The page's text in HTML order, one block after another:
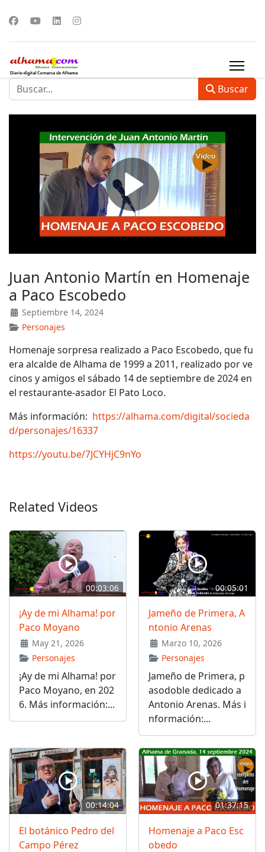
Buscar
Juan Antonio Martín en Homenaje
a Paco Escobedo
Septiembre 14, 2024
Personajes
Homenaje sorpresa realizado a Paco Escobedo, que fu
era alcalde de Alhama de 1999 a 2011, realizado por ve
cinos y amigos el sábado 14 de septiembre de 2024 en
el restaurante-asador El Pato Loco.
Más información: https://alhama.com/digital/socieda
d/personajes/16337
https://youtu.be/7JCYHjC9nYo
Related Videos
00:03:06
¡Ay de mi Alhama! por
Paco Moyano
May 21, 2026
Personajes
¡Ay de mi Alhama! por
Paco Moyano, en 202
6. Más información:...
00:05:01
Jameño de Primera, A
ntonio Arenas
Marzo 10, 2026
Personajes
Jameño de Primera, p
asodoble dedicado a
Antonio Arenas. Más i
nformación:...
00:14:04
El botánico Pedro del
Campo Pérez
01:37:15
Homenaje a Paco Esc
obedo